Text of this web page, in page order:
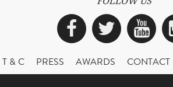
Facebook
Twitter
T & C PRESS AWARDS CONTACT